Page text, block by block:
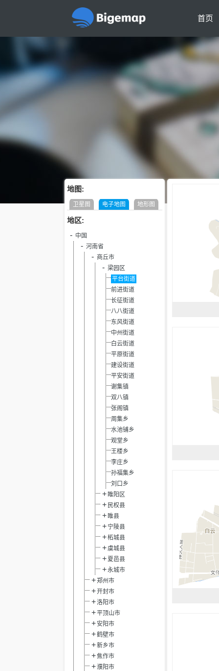
首页
地图:
卫星图 电子地图 地形图
地区:
中国
河南省
商丘市
梁园区
平台街道
前进街道
长征街道
八八街道
东风街道
中州街道
白云街道
平原街道
建设街道
平安街道
谢集镇
双八镇
张阁镇
周集乡
水池铺乡
观堂乡
王楼乡
李庄乡
孙福集乡
刘口乡
睢阳区
民权县
睢县
宁陵县
柘城县
虞城县
夏邑县
永城市
郑州市
开封市
洛阳市
平顶山市
安阳市
鹤壁市
新乡市
焦作市
濮阳市